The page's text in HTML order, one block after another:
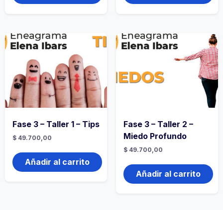
Fase 3 – Taller 1 – Tips
$ 49.700,00
Añadir al carrito
Fase 3 – Taller 2 –
Miedo Profundo
$49.700,00
Añadir al carrito